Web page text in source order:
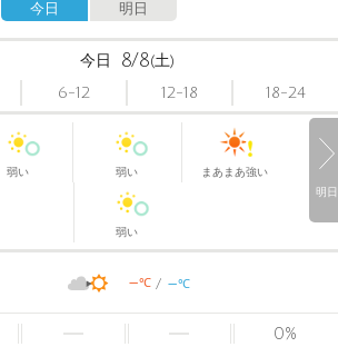
今日 明日
明日
今日 8/8(土)
6-12 12-18 18-24
弱い 弱い まあまあ強い
弱い
-℃ -℃
0%